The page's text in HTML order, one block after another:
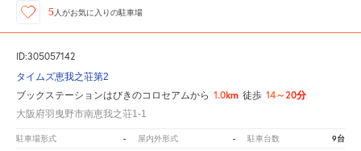
5人がお気に入りの駐車場
ID:305057142
タイムズ恵我之荘第2
ブックステーションはびきのコロセアムから 1.0km 徒歩 14～20分
大阪府羽曳野市南恵我之荘1-1
駐車場形式 - 屋内外形式 - 駐車台数 9台